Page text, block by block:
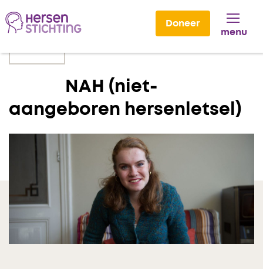
Doneer
menu
NAH (niet-
aangeboren hersenletsel)